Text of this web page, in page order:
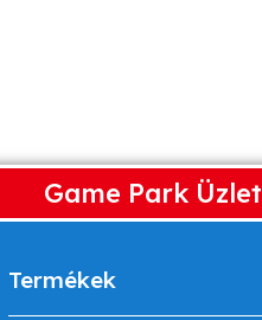
Game Park Üzlet
Termékek